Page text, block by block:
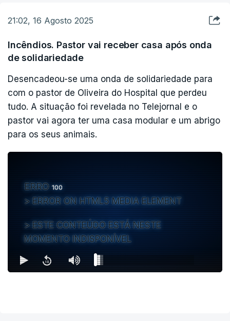
21:02, 16 Agosto 2025
Incêndios. Pastor vai receber casa após onda
de solidariedade
Desencadeou-se uma onda de solidariedade para
com o pastor de Oliveira do Hospital que perdeu
tudo. A situação foi revelada no Telejornal e o
pastor vai agora ter uma casa modular e um abrigo
para os seus animais.
ERRO100
ERROR ON HTML5 MEDIA ELEMENT
ESTE CONTEÚDO ESTÁ NESTE
MOMENTO INDISPONÍVEL